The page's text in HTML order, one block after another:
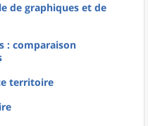
de graphiques et de
: comparaison
territoire